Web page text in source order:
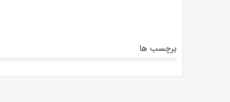
برچسب ها